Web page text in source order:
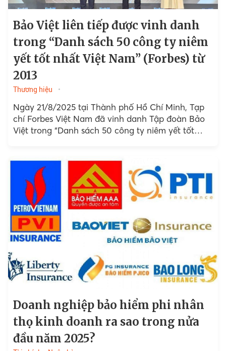
Bảo Việt liên tiếp được vinh danh
trong “Danh sách 50 công ty niêm
yết tốt nhất Việt Nam” (Forbes) từ
2013
Thương hiệu
Ngày 21/8/2025 tại Thành phố Hồ Chí Minh, Tạp
chí Forbes Việt Nam đã vinh danh Tập đoàn Bảo
Việt trong “Danh sách 50 công ty niêm yết tốt
Doanh nghiệp bảo hiểm phi nhân
thọ kinh doanh ra sao trong nửa
đầu năm 2025?